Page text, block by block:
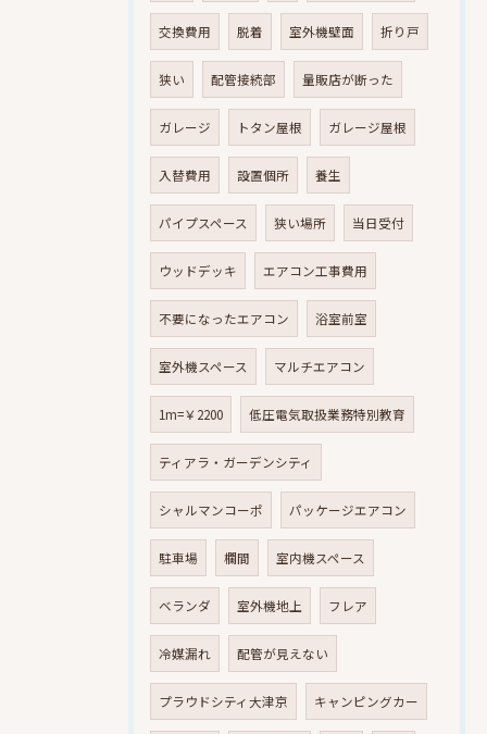
交換費用 脱着 室外機壁面 折り戸
狭い 配管接続部 量販店が断った
ガレージ トタン屋根 ガレージ屋根
入替費用 設置個所 養生
パイプスペース 狭い場所 当日受付
ウッドデッキ エアコン工事費用
不要になったエアコン 浴室前室
室外機スペース マルチエアコン
1m=￥2200 低圧電気取扱業務特別教育
ティアラ・ガーデンシティ
シャルマンコーポ パッケージエアコン
駐車場 欄間 室内機スペース
ベランダ 室外機地上 フレア
冷媒漏れ 配管が見えない
プラウドシティ大津京 キャンピングカー